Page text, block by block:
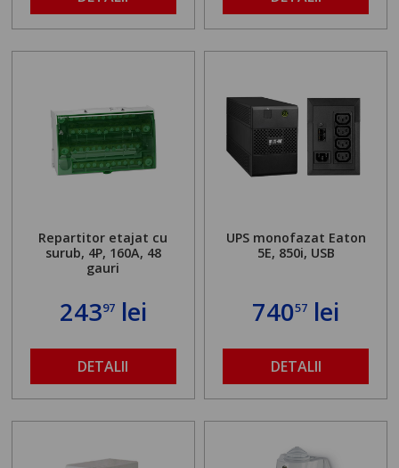
Repartitor etajat cu
surub, 4P, 160A, 48
gauri
24397lei
DETALII
UPS monofazat Eaton
5E, 850i, USB
74057 lei
DETALII